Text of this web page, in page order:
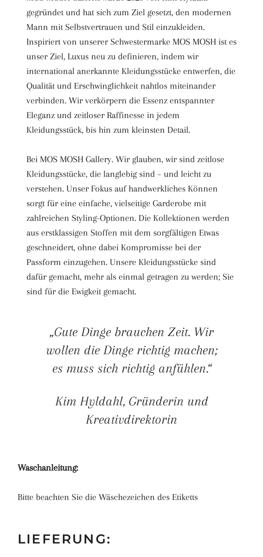
gegründet und hat sich zum Ziel gesetzt, den modernen
Mann mit Selbstvertrauen und Stil einzukleiden.
Inspiriert von unserer Schwestermarke MOS MOSH ist es
unser Ziel, Luxus neu zu definieren, indem wir
international anerkannte Kleidungsstücke entwerfen, die
Qualität und Erschwinglichkeit nahtlos miteinander
verbinden. Wir verkörpern die Essenz entspannter
Eleganz und zeitloser Raffinesse in jedem
Kleidungsstück, bis hin zum kleinsten Detail.
Bei MOS MOSH Gallery. Wir glauben, wir sind zeitlose
Kleidungsstücke, die langlebig sind – und leicht zu
verstehen. Unser Fokus auf handwerkliches Können
sorgt für eine einfache, vielseitige Garderobe mit
zahlreichen Styling-Optionen. Die Kollektionen werden
aus erstklassigen Stoffen mit dem sorgfältigen Etwas
geschneidert, ohne dabei Kompromisse bei der
Passform einzugehen. Unsere Kleidungsstücke sind
dafür gemacht, mehr als einmal getragen zu werden; Sie
sind für die Ewigkeit gemacht.
„Gute Dinge brauchen Zeit. Wir
wollen die Dinge richtig machen;
es muss sich richtig anfühlen.“
Kim Hyldahl, Gründerin und
Kreativdirektorin
Waschanleitung:
Bitte beachten Sie die Wäschezeichen des Etiketts
LIEFERUNG: